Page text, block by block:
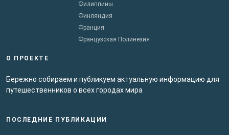
Филиппины
Финляндия
Франция
Французская Полинезия
О ПРОЕКТЕ
Бережно собираем и публикуем актуальную информацию для
путешественников о всех городах мира
ПОСЛЕДНИЕ ПУБЛИКАЦИИ